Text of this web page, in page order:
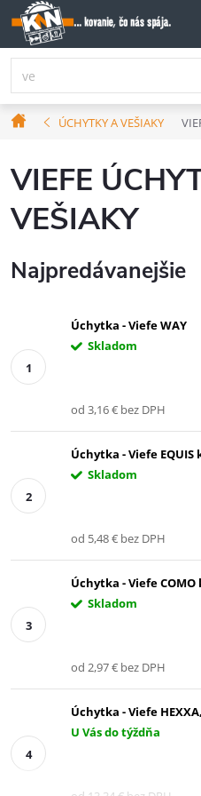
Prejsť
na
obsah
DomovÚCHYTKY A VEŠIAKY
VIEFE
VEŠIAKY
Najpredávanejšie
Úchytka - Viefe WAY
Skladom
od 3,16 € bez DPH
Úchytka - Viefe EQUIS
Skladom
od 5,48 € bez DPH
Úchytka - Viefe
Skladom
od 2,97 € bez DPH
Úchytka - Viefe
U Vás do týždňa